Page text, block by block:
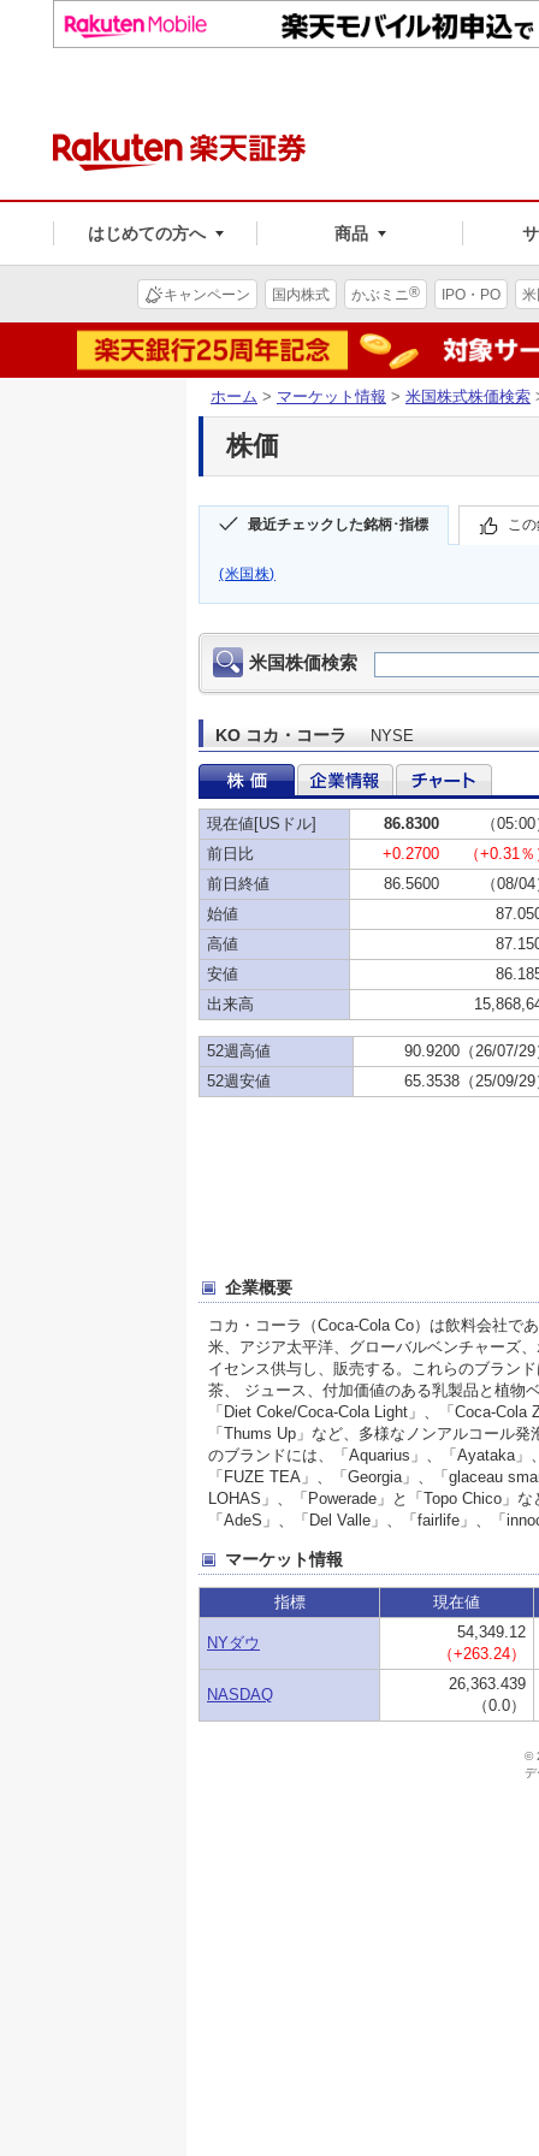
はじめての方へ 商品
キャンペーン 国内株式 かぶミニ® IPO・PO
ホーム > マーケット情報 > 米国株式株価検索
株価
最近チェックした銘柄･指標 こ
(米国株)